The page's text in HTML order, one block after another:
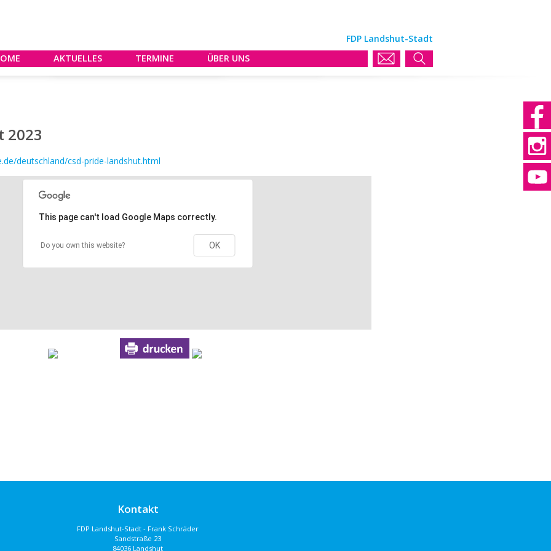
FDP Landshut-Stadt
AKTUELLES TERMINE ÜBER UNS
2023
deutschland/csd-pride-landshut.html
This page can't load Google Maps correctly.
Do you own this website? OK
Kontakt
FDP Landshut-Stadt - Frank Schräder
Sandstraße 23
84036 Landshut